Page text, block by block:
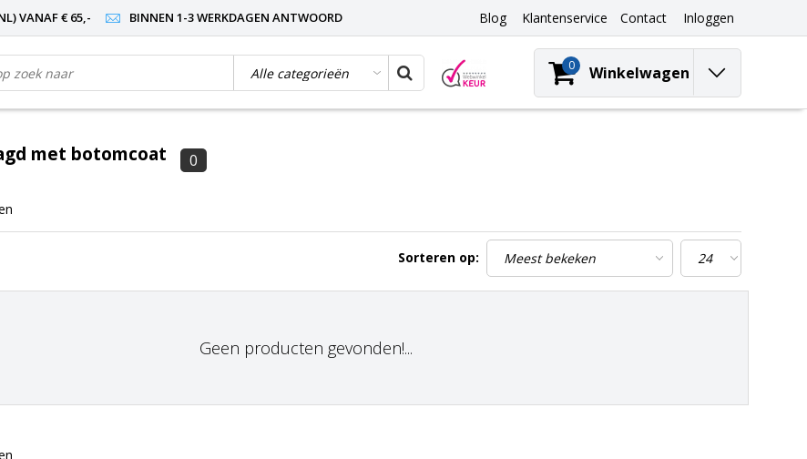
VANAF € 65,- BINNEN 1-3 WERKDAGEN ANTWOORD Blog Klantenservice Contact Inloggen
0 Winkelwagen
met botomcoat 0
Sorteren op:
Geen producten gevonden!...